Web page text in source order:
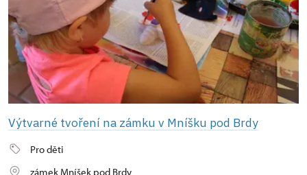
Výtvarné tvoření na zámku v Mníšku pod Brdy
Pro děti
zámek Mníšek pod Brdy